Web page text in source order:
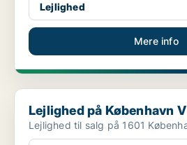
Lejlighed
Mere info
Lejlighed på København V
Lejlighed på København V